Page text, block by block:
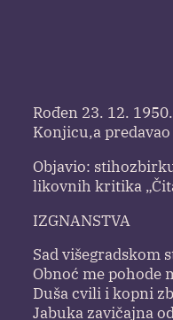
Rođen 23. 12.
Konjicu,a
Objavio:
likovnih kritika
IZGNANSTVA
Sad višegradskom
Obnoć me pohode
Duša cvili i kopni
Jabuka zavičajna